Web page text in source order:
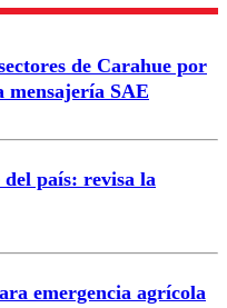
Enviar comentario
de Carahue por
mensajería SAE
país: revisa la
emergencia agrícola